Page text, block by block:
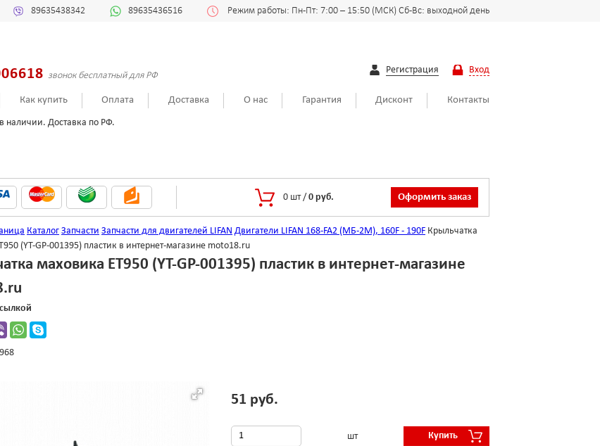
89635438342 89635436516 Режим работы: Пн-Пт: 7:00 – 15:50 (МСК) Сб-Вс: выходной день
звонок бесплатный для РФ
Регистрация Вход
Как купить Оплата Доставка О нас Гарантия Дисконт Контакты
наличии. Доставка по РФ.
0 шт / 0 руб. Оформить заказ
Каталог Запчасти Запчасти для двигателей LIFAN Двигатели LIFAN 168-FA2 (МБ-2М), 160F - 190F Крыльчатка
(YT-GP-001395) пластик в интернет-магазине moto18.ru
маховика ET950 (YT-GP-001395) пластик в интернет-магазине
51 руб.
шт Купить